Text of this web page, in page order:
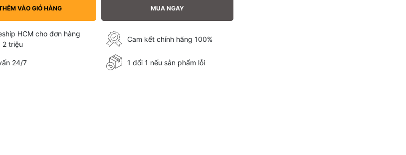
VÀO GIỎ HÀNG MUA NGAY
HCM cho đơn hàng
2 triệu
Cam kết chính hãng 100%
24/7 1 đổi 1 nếu sản phẩm lỗi